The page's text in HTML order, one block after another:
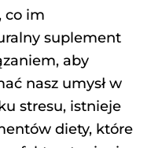
co im
suplement
aby
nasz umysł w
stresu, istnieje
diety, które